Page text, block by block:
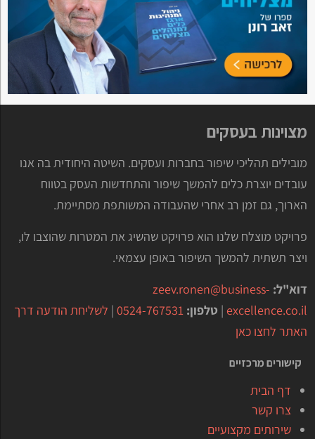
מצוינות בעסקים
מובילים תהליכי שיפור בחברות ועסקים. השיטה היחודית בה אנו
עובדים יוצרת כלים להמשך שיפור והתחדשות העסק בטווח
הארוך, גם זמן רב אחרי שהעבודה המשותפת מסתיימת.
פרויקט מוצלח שלנו הוא פרויקט שהשיג את המטרות שהוצבו לו,
ויצר תשתית להמשך השיפור באופן עצמאי.
דוא"ל: zeev.ronen@business-
excellence.co.il
| טלפון: 0524-767531
| לשליחת הודעה דרך
האתר לחצו כאן
קישורים מרכזיים
דף הבית
צרו קשר
שירותים מקצועיים